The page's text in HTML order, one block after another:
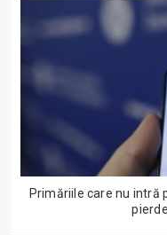
Primăriile care nu intră